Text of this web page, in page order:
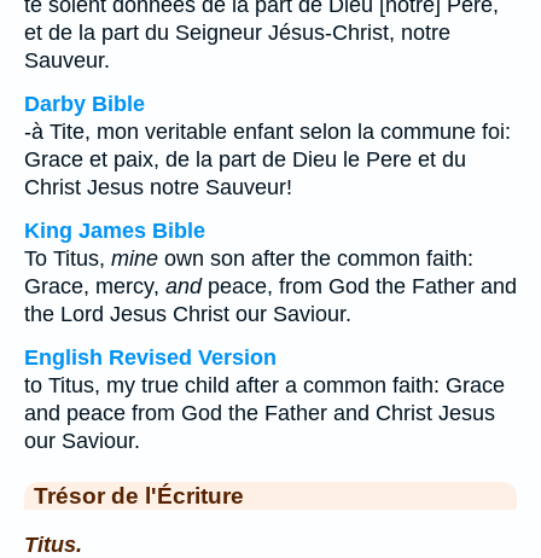
te soient données de la part de Dieu [notre] Père,
et de la part du Seigneur Jésus-Christ, notre
Sauveur.
Darby Bible
-à Tite, mon veritable enfant selon la commune foi:
Grace et paix, de la part de Dieu le Pere et du
Christ Jesus notre Sauveur!
King James Bible
To Titus, mine own son after the common faith:
Grace, mercy, andpeace, from God the Father and
the Lord Jesus Christ our Saviour.
English Revised Version
to Titus, my true child after a common faith: Grace
and peace from God the Father and Christ Jesus
our Saviour.
Trésor de l'Écriture
Titus.